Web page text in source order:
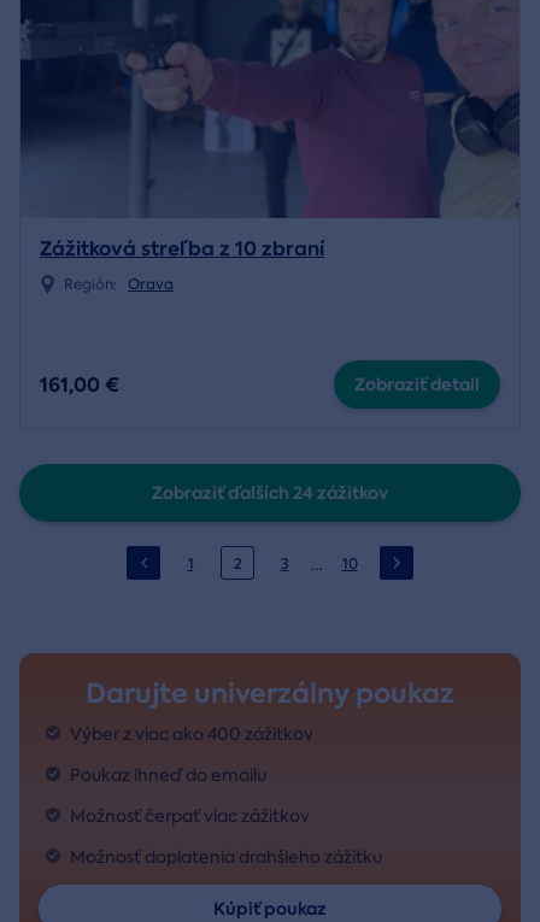
Zážitková streľba z 10 zbraní
Región: Orava
161,00 € Zobraziť detail
Zobraziť ďalších 24 zážitkov
1 2 3 … 10
Darujte univerzálny poukaz
Výber z viac ako 400 zážitkov
Poukaz ihneď do emailu
Možnosť čerpať viac zážitkov
Možnosť doplatenia drahšieho zážitku
Kúpiť poukaz